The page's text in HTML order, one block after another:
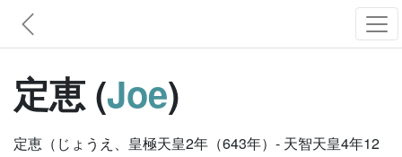
定恵 (Joe)
定恵（じょうえ、皇極天皇2年（643年）- 天智天皇4年12